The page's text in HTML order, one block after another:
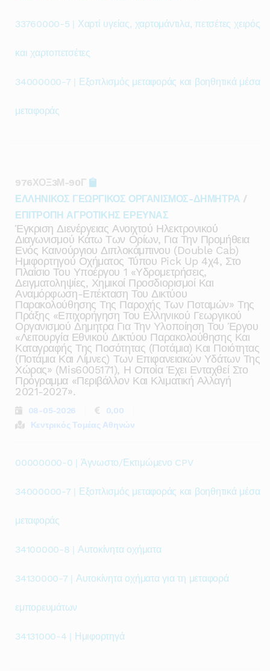
33760000-5 | Χαρτί υγείας, χαρτομάντιλα, πετσέτες χειρός
και χαρτοπετσέτες
34000000-7 | Εξοπλισμός μεταφοράς και βοηθητικά μέσα
μεταφοράς
976ΧΟΞ3Μ-90Γ
ΕΛΛΗΝΙΚΟΣ ΓΕΩΡΓΙΚΟΣ ΟΡΓΑΝΙΣΜΟΣ-ΔΗΜΗΤΡΑ /
ΕΠΙΤΡΟΠΗ ΑΓΡΟΤΙΚΗΣ ΕΡΕΥΝΑΣ
Έγκριση Διενέργειας Ανοιχτού Ηλεκτρονικού
Διαγωνισμού Κάτω Των Ορίων, Για Την Προμήθεια
Ενός Καινούργιου Διπλοκάμπινου (double Cab)
Ημιφορτηγού Οχήματος Τύπου Pick Up 4χ4, Στο
Πλαίσιο Του Υποέργου 1 «υδρομετρήσεις,
Δειγματοληψίες, Χημικοί Προσδιορισμοί Και
Αναμόρφωση-Επέκταση Του Δικτύου
Παρακολούθησης Της Παροχής Των Ποταμών» Της
Πράξης «επιχορήγηση Του Ελληνικού Γεωργικού
Οργανισμού Δημητρα Για Την Υλοποίηση Του Έργου
«λειτουργία Εθνικού Δικτύου Παρακολούθησης Και
Καταγραφής Της Ποσότητας (ποτάμια) Και Ποιότητας
(ποτάμια Και Λίμνες) Των Επιφανειακών Υδάτων Της
Χώρας» (mis6005171), Η Οποία Έχει Ενταχθεί Στο
Πρόγραμμα «περιβάλλον Και Κλιματική Αλλαγή
2021-2027».
08-05-2026
0,00
Κεντρικός Τομέας Αθηνών
00000000-0 | Άγνωστο/Εκτιμώμενο CPV
34000000-7 | Εξοπλισμός μεταφοράς και βοηθητικά μέσα
μεταφοράς
34100000-8 | Αυτοκίνητα οχήματα
34130000-7 | Αυτοκίνητα οχήματα για τη μεταφορά
εμπορευμάτων
34131000-4 | Ημιφορτηγά